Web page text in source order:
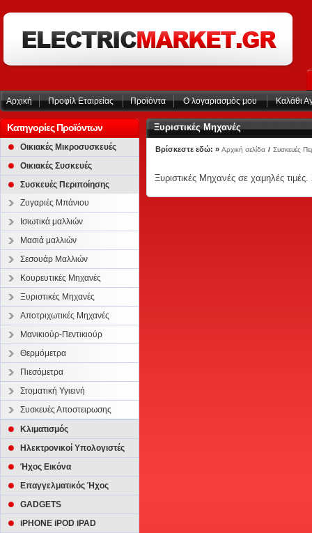
Αρχική Προφίλ Εταιρείας Προϊόντα Ο λογαριασμός μου Καλάθι
Κατηγορίες Προϊόντων
Οικιακές Μικροσυσκευές
Οικιακές Συσκευές
Συσκευές Περιποίησης
Ζυγαριές Μπάνιου
Ισιωτικά μαλλιών
Μασιά μαλλιών
Σεσουάρ Μαλλιών
Κουρευτικές Μηχανές
Ξυριστικές Μηχανές
Αποτριχωτικές Μηχανές
Μανικιούρ-Πεντικιούρ
Θερμόμετρα
Πιεσόμετρα
Στοματική Υγιεινή
Συσκευές Αποστειρωσης
Κλιματισμός
Ηλεκτρονικοί Υπολογιστές
Ήχος Εικόνα
Επαγγελματικός Ήχος
GADGETS
iPHONE iPOD iPAD
Ξυριστικές Μηχανές
Βρίσκεστε εδώ: » Αρχική σελίδα / Συσκευές
Ξυριστικές Μηχανές σε χαμηλές